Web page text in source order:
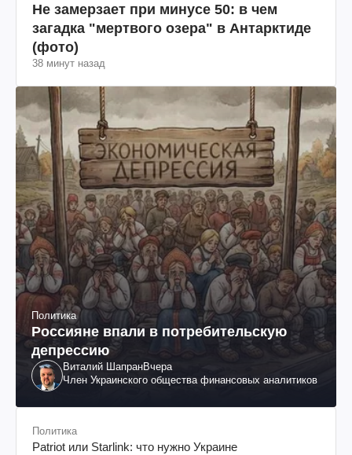
Не замерзает при минусе 50: в чем
загадка "мертвого озера" в Антарктиде
(фото)
38 минут назад
Политика
Россияне впали в потребительскую
депрессию
Виталий ШапранВчера
Член Украинского общества финансовых аналитиков
Политика
Patriot или Starlink: что нужно Украине